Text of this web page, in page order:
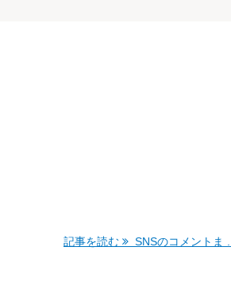
記事を読む SNSのコメントま ...